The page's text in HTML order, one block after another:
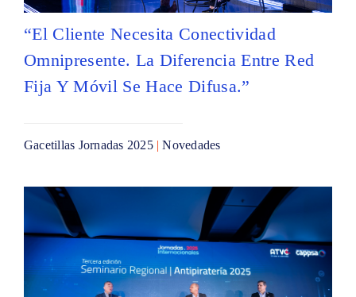
“El Cliente Necesita Conectividad
Omnipresente. La Diferencia Entre Red
Fija Y Móvil Se Hace Difusa.”
Gacetillas Jornadas 2025|Novedades